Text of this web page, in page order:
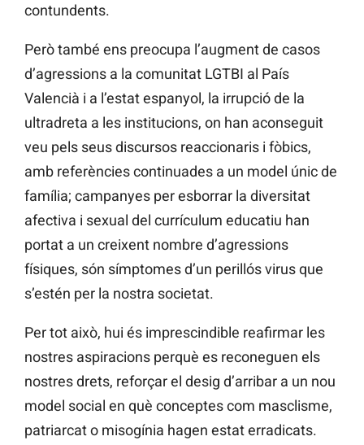
contundents.
Però també ens preocupa l’augment de casos
d’agressions a la comunitat LGTBI al País
Valencià i a l’estat espanyol, la irrupció de la
ultradreta a les institucions, on han aconseguit
veu pels seus discursos reaccionaris i fòbics,
amb referències continuades a un model únic de
família; campanyes per esborrar la diversitat
afectiva i sexual del currículum educatiu han
portat a un creixent nombre d’agressions
físiques, són símptomes d’un perillós virus que
s’estén per la nostra societat.
Per tot això, hui és imprescindible reafirmar les
nostres aspiracions perquè es reconeguen els
nostres drets, reforçar el desig d’arribar a un nou
model social en què conceptes com masclisme,
patriarcat o misogínia hagen estat erradicats.